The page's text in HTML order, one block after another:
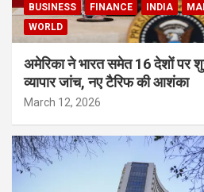
BUSINESS FINANCE INDIA
WORLD
अमेरिका ने भारत समेत 16 देशों
व्यापार जांच, नए टैरिफ की आशंका
March 12, 2026